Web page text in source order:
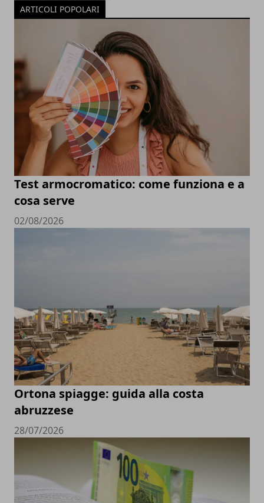
ARTICOLI POPOLARI
Test armocromatico: come funziona e a
cosa serve
02/08/2026
Ortona spiagge: guida alla costa
abruzzese
28/07/2026